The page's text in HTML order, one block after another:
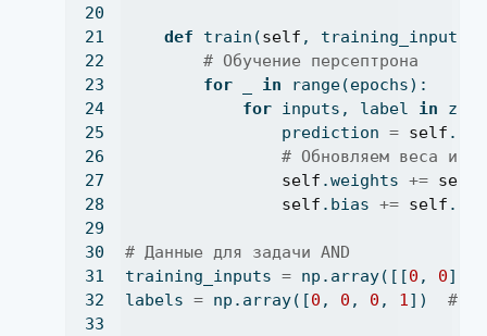
def train(self , training_inputs,
# Обучение персептрона
for
in range(epochs):
for inputs, label in zip
                prediction
= self
# Обновляем веса и
self .weights += self
self .bias += self
# Данные для задачи AND
training_inputs = np.array([[0 , 0], [
labels = np.array([0 , 0 , 0 , 1 ]) #